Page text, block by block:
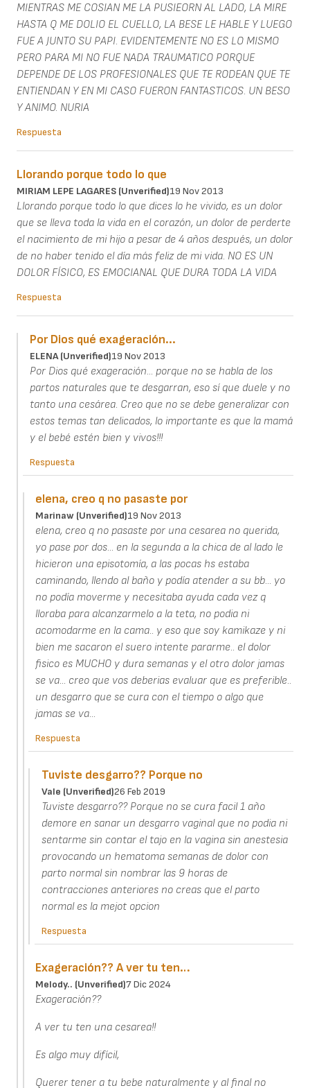
MIENTRAS ME COSIAN ME LA PUSIEORN AL LADO, LA MIRE
HASTA Q ME DOLIO EL CUELLO, LA BESE LE HABLE Y LUEGO
FUE A JUNTO SU PAPI. EVIDENTEMENTE NO ES LO MISMO
PERO PARA MI NO FUE NADA TRAUMATICO PORQUE
DEPENDE DE LOS PROFESIONALES QUE TE RODEAN QUE TE
ENTIENDAN Y EN MI CASO FUERON FANTASTICOS. UN BESO
Y ANIMO. NURIA
Respuesta
Llorando porque todo lo que
MIRIAM LEPE LAGARES (unverified)19 Nov 2013
Llorando porque todo lo que dices lo he vivido, es un dolor
que se lleva toda la vida en el corazón, un dolor de perderte
el nacimiento de mi hijo a pesar de 4 años después, un dolor
de no haber tenido el día más feliz de mi vida. NO ES UN
DOLOR FÍSICO, ES EMOCIANAL QUE DURA TODA LA VIDA
Respuesta
Por Dios qué exageración...
ELENA (unverified)19 Nov 2013
Por Dios qué exageración... porque no se habla de los
partos naturales que te desgarran, eso sí que duele y no
tanto una cesárea. Creo que no se debe generalizar con
estos temas tan delicados, lo importante es que la mamá
y el bebé estén bien y vivos!!!
Respuesta
elena, creo q no pasaste por
Marinaw (unverified)19 Nov 2013
elena, creo q no pasaste por una cesarea no querida,
yo pase por dos... en la segunda a la chica de al lado le
hicieron una episotomía, a las pocas hs estaba
caminando, llendo al baño y podía atender a su bb... yo
no podía moverme y necesitaba ayuda cada vez q
lloraba para alcanzarmelo a la teta, no podia ni
acomodarme en la cama.. y eso que soy kamikaze y ni
bien me sacaron el suero intente pararme.. el dolor
fisico es MUCHO y dura semanas y el otro dolor jamas
se va... creo que vos deberias evaluar que es preferible..
un desgarro que se cura con el tiempo o algo que
jamas se va...
Respuesta
Tuviste desgarro?? Porque no
Vale (unverified)26 Feb 2019
Tuviste desgarro?? Porque no se cura facil 1 año
demore en sanar un desgarro vaginal que no podia ni
sentarme sin contar el tajo en la vagina sin anestesia
provocando un hematoma semanas de dolor con
parto normal sin nombrar las 9 horas de
contracciones anteriores no creas que el parto
normal es la mejot opcion
Respuesta
Exageración?? A ver tu ten…
Melody.. (unverified)7 Dic 2024
Exageración??
A ver tu ten una cesarea!!
Es algo muy difícil,
Querer tener a tu bebe naturalmente y al final no